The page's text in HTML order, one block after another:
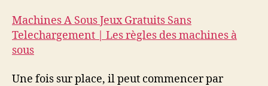
Machines A Sous Jeux Gratuits Sans
Telechargement | Les règles des machines à
sous
Une fois sur place, il peut commencer par